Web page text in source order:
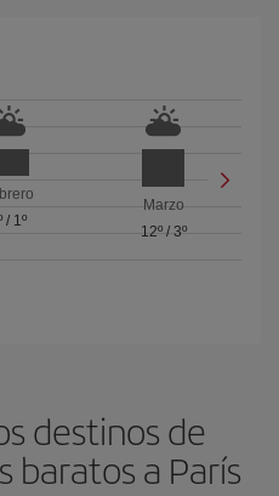
/ 1º
Marzo
12º/ 3º
destinos de
baratos a París